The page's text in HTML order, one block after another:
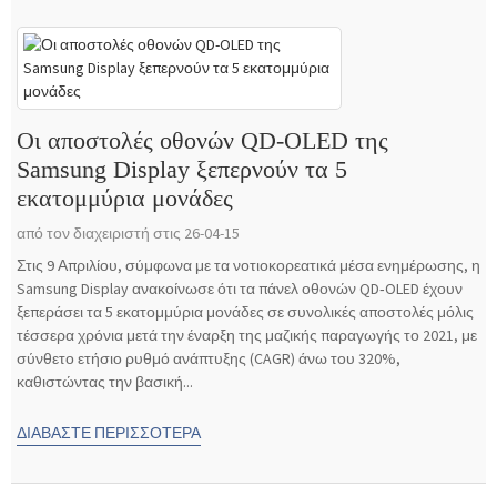
Οι αποστολές οθονών QD-OLED της
Samsung Display ξεπερνούν τα 5
εκατομμύρια μονάδες
από τον διαχειριστή στις 26-04-15
Στις 9 Απριλίου, σύμφωνα με τα νοτιοκορεατικά μέσα ενημέρωσης, η
Samsung Display ανακοίνωσε ότι τα πάνελ οθονών QD‑OLED έχουν
ξεπεράσει τα 5 εκατομμύρια μονάδες σε συνολικές αποστολές μόλις
τέσσερα χρόνια μετά την έναρξη της μαζικής παραγωγής το 2021, με
σύνθετο ετήσιο ρυθμό ανάπτυξης (CAGR) άνω του 320%,
καθιστώντας την βασική...
ΔΙΑΒΆΣΤΕ ΠΕΡΙΣΣΌΤΕΡΑ